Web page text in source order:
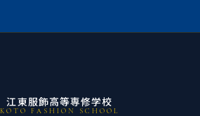
江東服飾高等専修学校
KOTO FASHION SCHOOL